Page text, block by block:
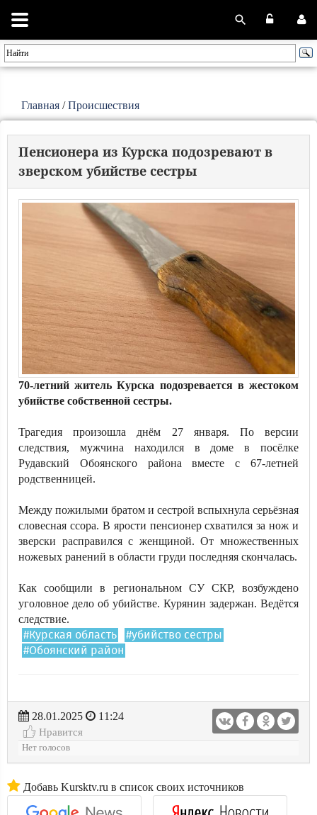
Главная /Происшествия
Пенсионера из Курска подозревают в
зверском убийстве сестры
70-летний житель Курска подозревается в жестоком
убийстве собственной сестры.
Трагедия произошла днём 27 января. По версии
следствия, мужчина находился в доме в посёлке
Рудавский Обоянского района вместе с 67-летней
родственницей.
Между пожилыми братом и сестрой вспыхнула серьёзная
словесная ссора. В ярости пенсионер схватился за нож и
зверски расправился с женщиной. От множественных
ножевых ранений в области груди последняя скончалась.
Как сообщили в региональном СУ СКР, возбуждено
уголовное дело об убийстве. Курянин задержан. Ведётся
следствие.
#Курская область
#убийство сестры
#Обоянский район
28.01.2025
11:24
Нравится
Нет голосов
Добавь Kursktv.ru в список своих источников